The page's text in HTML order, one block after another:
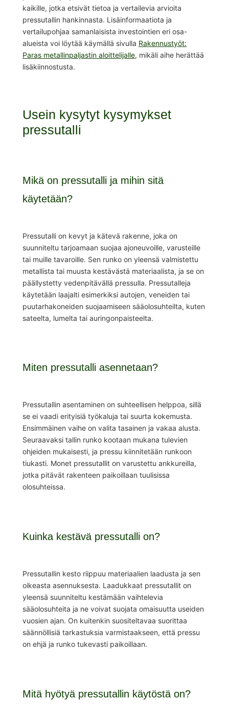
kaikille, jotka etsivät tietoa ja vertailevia arvioita
pressutallin hankinnasta. Lisäinformaatiota ja
vertailupohjaa samanlaisista investointien eri osa-
alueista voi löytää käymällä sivulla Rakennustyöt:
Paras metallinpaljastin aloittelijalle, mikäli aihe herättää
lisäkiinnostusta.
Usein kysytyt kysymykset
pressutalli
Mikä on pressutalli ja mihin sitä
käytetään?
Pressutalli on kevyt ja kätevä rakenne, joka on
suunniteltu tarjoamaan suojaa ajoneuvoille, varusteille
tai muille tavaroille. Sen runko on yleensä valmistettu
metallista tai muusta kestävästä materiaalista, ja se on
päällystetty vedenpitävällä pressulla. Pressutalleja
käytetään laajalti esimerkiksi autojen, veneiden tai
puutarhakoneiden suojaamiseen sääolosuhteilta, kuten
sateelta, lumelta tai auringonpaisteelta.
Miten pressutalli asennetaan?
Pressutallin asentaminen on suhteellisen helppoa, sillä
se ei vaadi erityisiä työkaluja tai suurta kokemusta.
Ensimmäinen vaihe on valita tasainen ja vakaa alusta.
Seuraavaksi tallin runko kootaan mukana tulevien
ohjeiden mukaisesti, ja pressu kiinnitetään runkoon
tiukasti. Monet pressutallit on varustettu ankkureilla,
jotka pitävät rakenteen paikoillaan tuulisissa
olosuhteissa.
Kuinka kestävä pressutalli on?
Pressutallin kesto riippuu materiaalien laadusta ja sen
oikeasta asennuksesta. Laadukkaat pressutallit on
yleensä suunniteltu kestämään vaihtelevia
sääolosuhteita ja ne voivat suojata omaisuutta useiden
vuosien ajan. On kuitenkin suositeltavaa suorittaa
säännöllisiä tarkastuksia varmistaakseen, että pressu
on ehjä ja runko tukevasti paikoillaan.
Mitä hyötyä pressutallin käytöstä on?